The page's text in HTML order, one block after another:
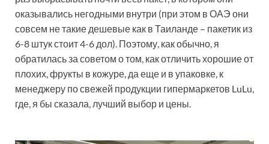
оказывались негодными внутри (при этом в ОАЭ они
совсем не такие дешевые как в Таиланде – пакетик из
6-8 штук стоит 4-6 дол). Поэтому, как обычно, я
обратилась за советом о том, как отличить хорошие от
плохих, фрукты в кожуре, да еще и в упаковке, к
менеджеру по свежей продукции гипермаркетов LuLu,
где, я бы сказала, лучший выбор и цены.